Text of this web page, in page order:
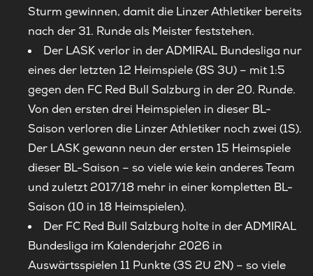
Sturm gewinnen, damit die Linzer Athletiker bereits
nach der 31. Runde als Meister feststehen.
Der LASK verlor in der ADMIRAL Bundesliga nur
eines der letzten 12 Heimspiele (8S 3U) – mit 1:5
gegen den FC Red Bull Salzburg in der 20. Runde.
Von den ersten drei Heimspielen in dieser BL-
Saison verloren die Linzer Athletiker noch zwei (1S).
Der LASK gewann neun der ersten 15 Heimspiele
dieser BL-Saison – so viele wie kein anderes Team
und zuletzt 2017/18 mehr in einer kompletten BL-
Saison (10 in 18 Heimspielen).
Der FC Red Bull Salzburg holte in der ADMIRAL
Bundesliga im Kalenderjahr 2026 in
Auswärtsspielen 11 Punkte (3S 2U 2N) – so viele